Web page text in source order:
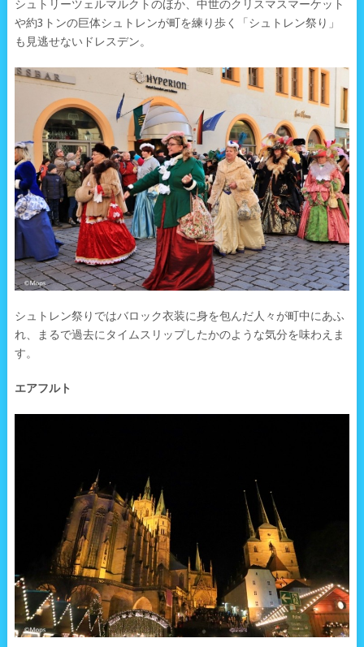
シュトリーツェルマルクトのほか、中世のクリスマスマーケット
や約3トンの巨体シュトレンが町を練り歩く「シュトレン祭り」
も見逃せないドレスデン。
シュトレン祭りではバロック衣装に身を包んだ人々が町中にあふ
れ、まるで過去にタイムスリップしたかのような気分を味わえま
す。
エアフルト